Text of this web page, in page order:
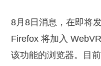
8月8日消息，在即将
Firefox 将加入
该功能的浏览器。目